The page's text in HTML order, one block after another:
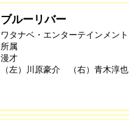
ブルーリバー
ワタナベ・エンターテインメント
所属
漫才
（左）川原豪介 （右）青木淳也